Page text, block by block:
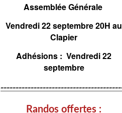
Assemblée Générale
Vendredi 22 septembre 20H au
Clapier
Adhésions : Vendredi 22
septembre
Randos offertes :